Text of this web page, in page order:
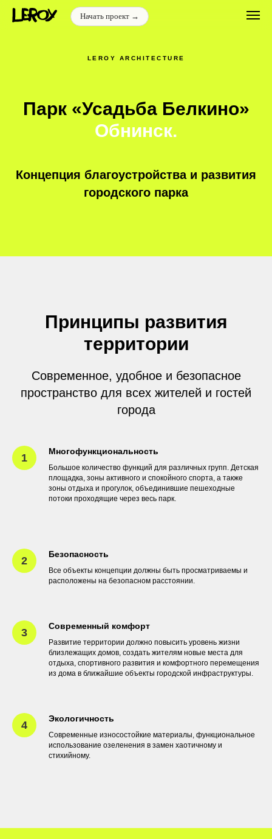
Начать проект →
LEROY ARCHITECTURE
Парк «Усадьба Белкино»
Обнинск.
Концепция благоустройства и развития
городского парка
Принципы развития
территории
Современное, удобное и безопасное
пространство для всех жителей и гостей
города
Многофункциональность
Большое количество функций для различных групп. Детская
площадка, зоны активного и спокойного спорта, а также
зоны отдыха и прогулок, объединившие пешеходные
потоки проходящие через весь парк.
Безопасность
Все объекты концепции должны быть просматриваемы и
расположены на безопасном расстоянии.
Современный комфорт
Развитие территории должно повысить уровень жизни
близлежащих домов, создать жителям новые места для
отдыха, спортивного развития и комфортного перемещения
из дома в ближайшие объекты городской инфраструктуры.
Экологичность
Современные износостойкие материалы, функциональное
использование озеленения в замен хаотичному и
стихийному.